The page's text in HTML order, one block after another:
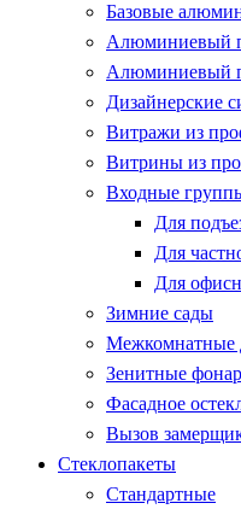
Базовые
Алюминиевый
Алюминиевый
Дизайнерские
Витражи из
Витрины из
Входные
Для
Для
Для
Зимние сады
Межкомнатные
Зенитные
Фасадное
Вызов
Стеклопакеты
Стандартные